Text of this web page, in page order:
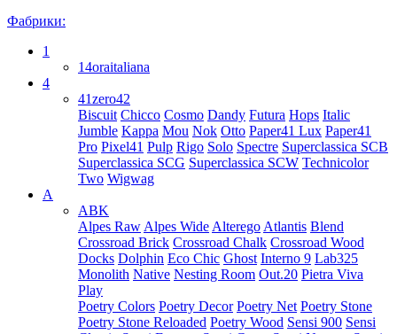
Фабрики:
1
14oraitaliana
4
41zero42
Biscuit Chicco Cosmo Dandy Futura Hops Italic
Jumble Kappa Mou Nok Otto Paper41 Lux Paper41
Pro Pixel41 Pulp Rigo Solo Spectre Superclassica SCB
Superclassica SCG Superclassica SCW Technicolor
Two Wigwag
A
ABK
Alpes Raw Alpes Wide Alterego Atlantis Blend
Crossroad Brick Crossroad Chalk Crossroad Wood
Docks Dolphin Eco Chic Ghost Interno 9 Lab325
Monolith Native Nesting Room Out.20 Pietra Viva
Play
Poetry Colors Poetry Decor Poetry Net Poetry Stone
Poetry Stone Reloaded Poetry Wood Sensi 900 Sensi